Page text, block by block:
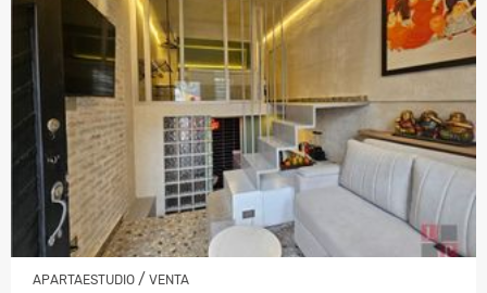
APARTAESTUDIO / VENTA